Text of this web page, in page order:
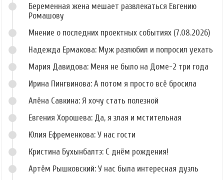
Беременная жена мешает развлекаться Евгению
Ромашову
Мнение о последних проектных событиях (7.08.2026)
Надежда Ермакова: Муж разлюбил и попросил уехать
Мария Давидова: Меня не было на Доме-2 три года
Ирина Пингвинова: А потом я просто всё бросила
Алёна Савкина: Я хочу стать полезной
Евгения Хорошева: Да, я злая и мстительная
Юлия Ефременкова: У нас гости
Кристина Бухынбалтэ: С днём рождения!
Артём Рышковский: У нас была интересная дуэль